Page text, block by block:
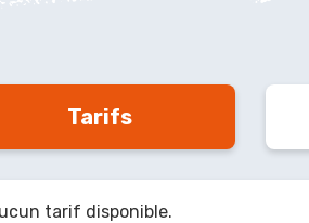
Tarifs
tarif disponible.